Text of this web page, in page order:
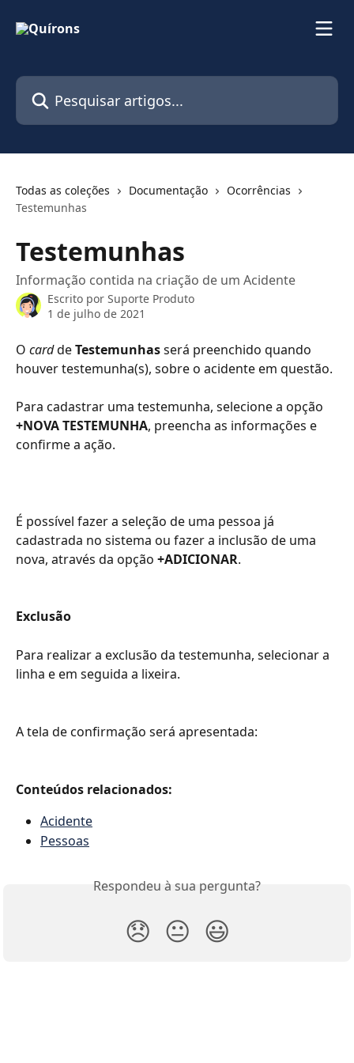
Pesquisar artigos...
Todas as coleções Documentação
Ocorrências
Testemunhas
Testemunhas
Informação contida na criação de um Acidente
Escrito por Suporte Produto
1 de julho de 2021
O card de Testemunhas será preenchido quando
houver testemunha(s), sobre o acidente em questão.
Para cadastrar uma testemunha, selecione a opção
+NOVA TESTEMUNHA, preencha as informações e
confirme a ação.
É possível fazer a seleção de uma pessoa já
cadastrada no sistema ou fazer a inclusão de uma
nova, através da opção +ADICIONAR.
Exclusão
Para realizar a exclusão da testemunha, selecionar a
linha e em seguida a lixeira.
A tela de confirmação será apresentada:
Conteúdos relacionados:
Acidente
Pessoas
Respondeu à sua pergunta?
😞 😐 😃